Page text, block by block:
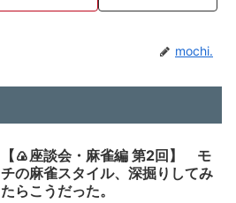
mochi.
【🍙座談会・麻雀編 第2回】 モ
チの麻雀スタイル、深掘りしてみ
たらこうだった。